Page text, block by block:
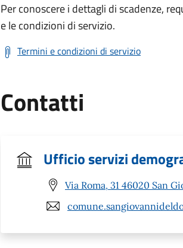
Per conoscere i dettagli di scadenze,
e le condizioni di servizio.
Termini e condizioni di servizio
Contatti
Ufficio servizi
Via Roma, 31 46020 San